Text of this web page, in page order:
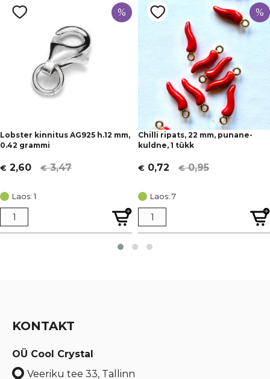
%
Lobster kinnitus AG925 h.12 mm,
0.42 grammi
€3,47
Algne
oli:
€ 3,47.
€ 2,60
Current
is:
€ 2,60.
Laos: 1
%
Chilli ripats, 22 mm, punane-
kuldne, 1 tükk
€0,95
Algne
oli:
€ 0,95.
€ 0,72
Current
is:
€ 0,72.
Laos: 7
KONTAKT
OÜ Cool Crystal
Veeriku tee 33, Tallinn